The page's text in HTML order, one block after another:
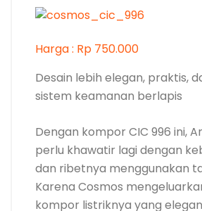
Karena Cosmos
bentuk yang minimalis,
CIC 996 dilengkapi dengan
kompor akan Tewas secara
Anda Enggak menyentuh
Selain itu, sistem keamanan
dilengkapi juga dengan alarm